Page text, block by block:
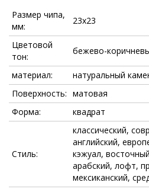
Размер чипа,
мм:
23x23
Цветовой
тон:
бежево-
материал:
натуральный
Поверхность: матовая
Форма:
квадрат
Стиль:
классический,
английский,
кэжуал,
арабский, лофт,
мексиканский,